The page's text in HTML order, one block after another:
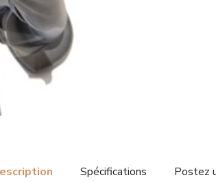
Spécifications Postez